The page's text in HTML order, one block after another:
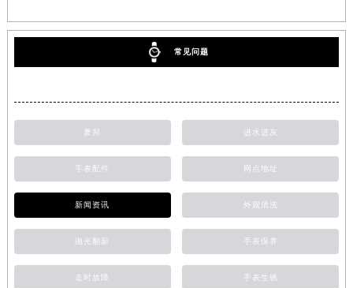
常见问题
萧邦 进水进灰
手表配件 网点地址
新闻资讯 外观清洗
抛光翻新 手表保养
走时故障 手表生锈